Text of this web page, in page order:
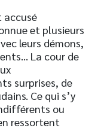
accusé
et plusieurs
leurs démons,
La cour de
surprises, de
Ce qui s’y
ou
ressortent